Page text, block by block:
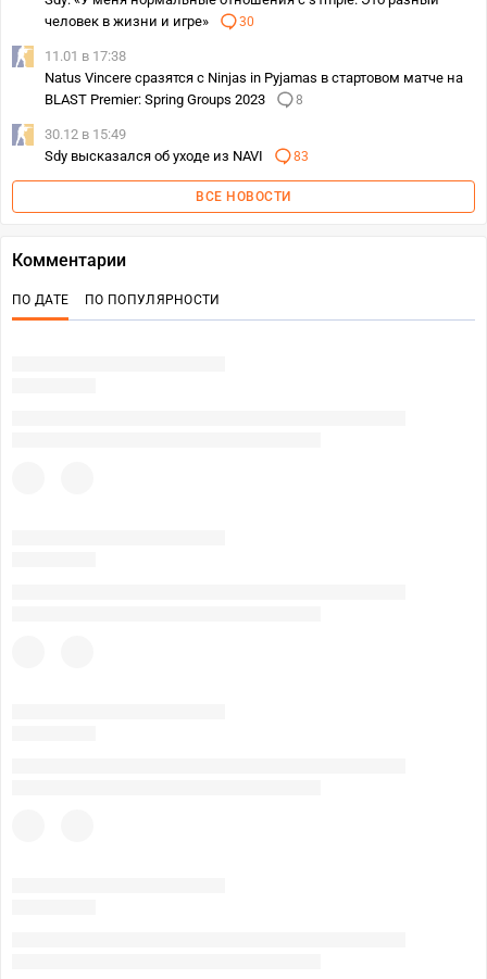
человек в жизни и игре»
30
11.01 в 17:38
Natus Vincere сразятся с Ninjas in Pyjamas в стартовом матче на
BLAST Premier: Spring Groups 2023
8
30.12 в 15:49
Sdy высказался об уходе из NAVI
83
ВСЕ НОВОСТИ
Комментарии
ПО ДАТЕ ПО ПОПУЛЯРНОСТИ